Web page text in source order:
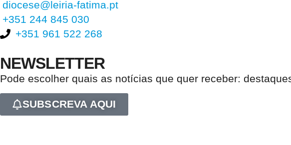
diocese@leiria-fatima.pt
+351 244 845 030
+351 961 522 268
NEWSLETTER
Pode escolher quais as notícias que quer receber:
SUBSCREVA AQUI